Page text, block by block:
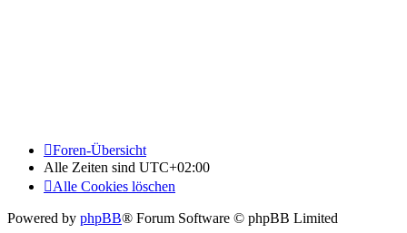
Foren-Übersicht
Alle Zeiten sind UTC+02:00
Alle Cookies löschen
Powered by phpBB® Forum Software © phpBB Limited